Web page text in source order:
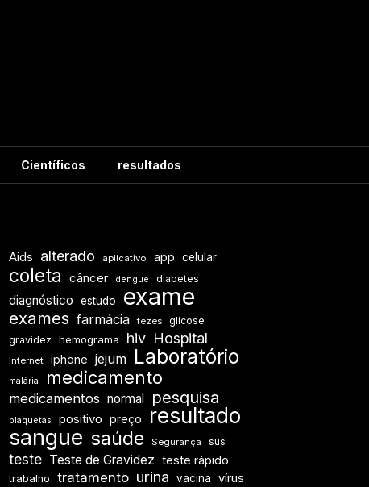
Científicos resultados
Aids alterado aplicativo app celular
coleta câncer dengue diabetes
diagnóstico estudo exame
exames farmácia fezes
glicose
gravidez
hemograma hiv Hospital
Internet iphone jejum Laboratório
malária medicamento
medicamentos normal pesquisa
plaquetas positivo preço resultado
sangue saúde Segurança sus
teste Teste de Gravidez teste rápido
trabalho tratamento urina vacina vírus